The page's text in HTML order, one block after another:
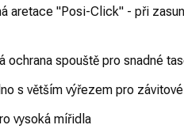
aretace "Posi-Click" - při
ochrana spouště pro snadné
s větším výřezem pro
vysoká mířidla